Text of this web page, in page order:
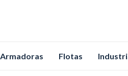
Armadoras Flotas